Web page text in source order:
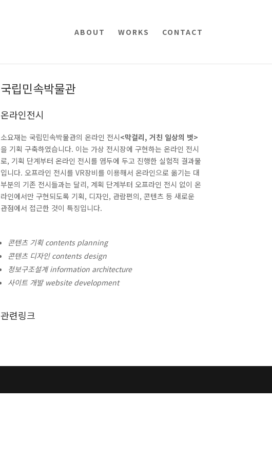
ABOUT WORKS CONTACT
국립민속박물관
온라인전시
소요재는 국립민속박물관의 온라인 전시<막걸리, 거친 일상의 벗>
을 기획 구축하였습니다. 이는 가상 전시장에 구현하는 온라인 전시
로, 기획 단계부터 온라인 전시를 염두에 두고 진행한 실험적 결과물
입니다. 오프라인 전시를 VR장비를 이용해서 온라인으로 옮기는 대
부분의 기존 전시들과는 달리, 계획 단계부터 오프라인 전시 없이 온
라인에서만 구현되도록 기획, 디자인, 관람편의, 콘텐츠 등 새로운
관점에서 접근한 것이 특징입니다.
콘텐츠 기획 contents planning
콘텐츠 디자인 contents design
정보구조설계 information architecture
사이트 개발 website development
관련링크